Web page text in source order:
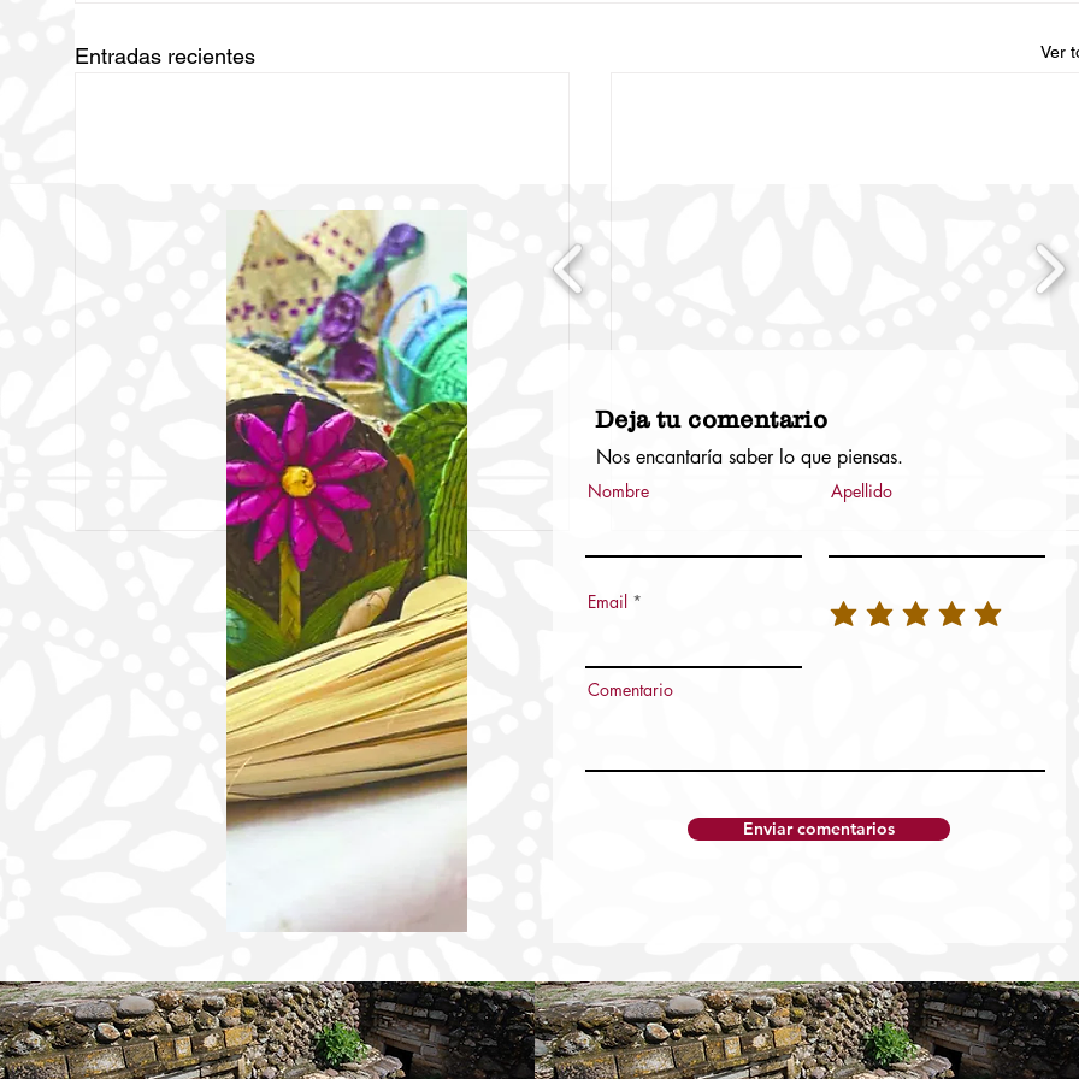
Entradas recientes Ver
DEMOCRACIA Y LOS DERECHOS
HUMANOS DESDE LAS JUVENTUDES
RUMBO AL BICENTENARIO, LA
Deja tu comentario
Nos encantaría saber lo que piensas.
Nombre Apellido
Email
Comentario
Enviar comentarios